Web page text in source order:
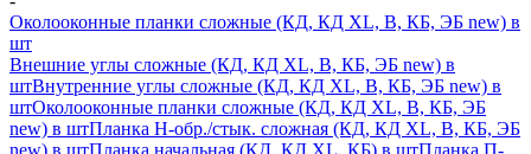
Околооконные планки сложные (КД, КД XL, В, КБ, ЭБ new) в
шт
Внешние углы сложные (КД, КД XL, В, КБ, ЭБ new) в
штВнутренние углы сложные (КД, КД XL, В, КБ, ЭБ new) в
штОколооконные планки сложные (КД, КД XL, В, КБ, ЭБ
new) в штПланка H-обр./стык. сложная (КД, КД XL, В, КБ, ЭБ
new) в штПланка начальная (КД, КД XL, КБ) в штПланка П-